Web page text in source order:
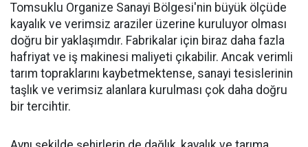
Tomsuklu Organize Sanayi Bölgesi'nin büyük ölçüde
kayalık ve verimsiz araziler üzerine kuruluyor olması
doğru bir yaklaşımdır. Fabrikalar için biraz daha fazla
hafriyat ve iş makinesi maliyeti çıkabilir. Ancak verimli
tarım topraklarını kaybetmektense, sanayi tesislerinin
taşlık ve verimsiz alanlara kurulması çok daha doğru
bir tercihtir.